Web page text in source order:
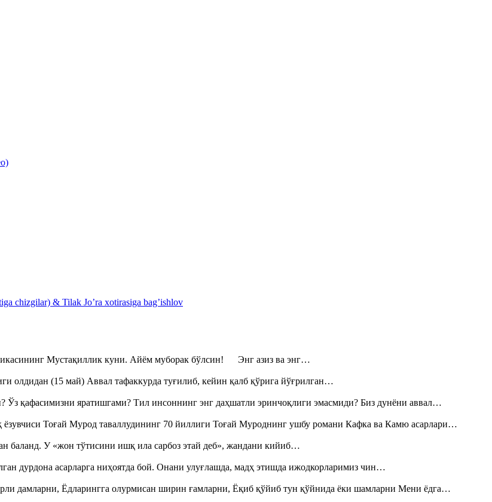
chizgilar) & Tilak Jo’ra xotirasiga bag’ishlov
Мустақиллик куни. Айём муборак бўлсин! Энг азиз ва энг…
олдидан (15 май) Аввал тафаккурда туғилиб, кейин қалб қўрига йўғрилган…
Ўз қафасимизни яратишгами? Тил инсоннинг энг даҳшатли эринчоқлиги эмасмиди? Биз дунёни аввал…
ёзувчиси Тоғай Мурод таваллудининг 70 йиллиги Тоғай Муроднинг ушбу романи Кафка ва Камю асарлари…
У «жон тўтисини ишқ ила сарбоз этай деб», жандани кийиб…
дурдона асарларга ниҳоятда бой. Онани улуғлашда, мадҳ этишда ижодкорларимиз чин…
дамларни, Ёдларингга олурмисан ширин ғамларни, Ёқиб қўйиб тун қўйнида ёки шамларни Мени ёдга…